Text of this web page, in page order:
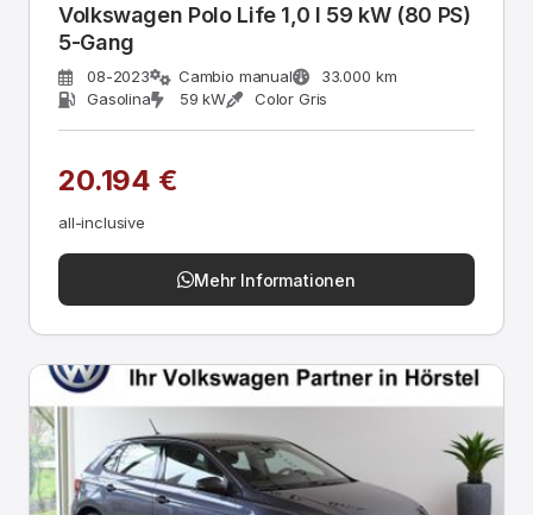
Volkswagen Polo Life 1,0 l 59 kW (80 PS)
5-Gang
08-2023 Cambio manual
33.000 km
Gasolina
59 kW Color Gris
20.194 €
all-inclusive
Mehr Informationen